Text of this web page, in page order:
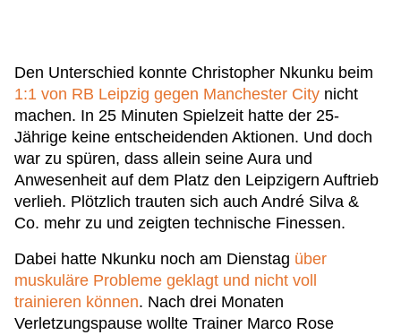
Den Unterschied konnte Christopher Nkunku beim
1:1 von RB Leipzig gegen Manchester City nicht
machen. In 25 Minuten Spielzeit hatte der 25-
Jährige keine entscheidenden Aktionen. Und doch
war zu spüren, dass allein seine Aura und
Anwesenheit auf dem Platz den Leipzigern Auftrieb
verlieh. Plötzlich trauten sich auch André Silva &
Co. mehr zu und zeigten technische Finessen.
Dabei hatte Nkunku noch am Dienstag über
muskuläre Probleme geklagt und nicht voll
trainieren können. Nach drei Monaten
Verletzungspause wollte Trainer Marco Rose